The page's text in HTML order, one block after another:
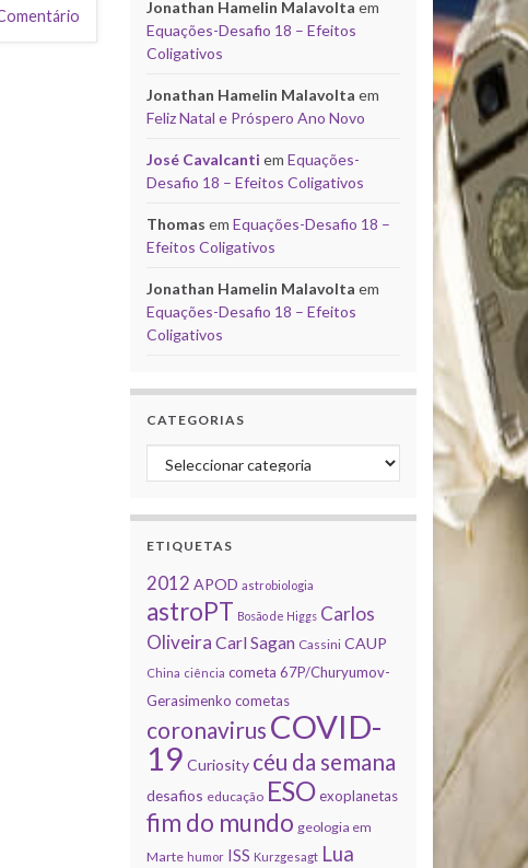
Jonathan Hamelin Malavolta em
Equações-Desafio 18 – Efeitos
Coligativos
Jonathan Hamelin Malavolta em
Feliz Natal e Próspero Ano Novo
José Cavalcanti em Equações-
Desafio 18 – Efeitos Coligativos
Thomas em Equações-Desafio 18 –
Efeitos Coligativos
Jonathan Hamelin Malavolta em
Equações-Desafio 18 – Efeitos
Coligativos
CATEGORIAS
Categorias
ETIQUETAS
2012 APOD astrobiologia
astroPT Bosão de Higgs Carlos
Oliveira Carl Sagan Cassini CAUP
China ciência cometa 67P/Churyumov-
Gerasimenko cometas
coronavirus COVID-
19 Curiosity céu da semana
desafios educação ESO exoplanetas
fim do mundo geologia em
Marte humor ISS Kurzgesagt Lua